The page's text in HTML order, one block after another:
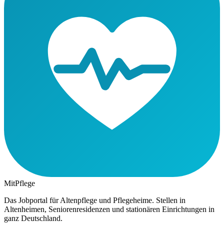
MitPflege
Das Jobportal für Altenpflege und Pflegeheime. Stellen in
Altenheimen, Seniorenresidenzen und stationären Einrichtungen in
ganz Deutschland.